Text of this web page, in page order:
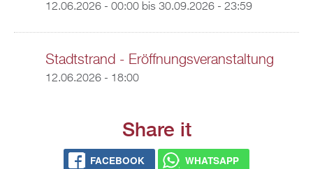
12.06.2026 - 00:00bis 30.09.2026 - 23:59
Stadtstrand - Eröffnungsveranstaltung
12.06.2026 - 18:00
Share it
FACEBOOK WHATSAPP